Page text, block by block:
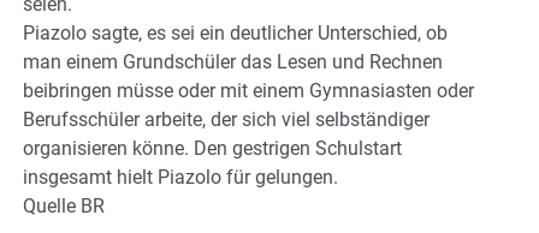
Piazolo sagte, es sei ein deutlicher Unterschied, ob
man einem Grundschüler das Lesen und Rechnen
beibringen müsse oder mit einem Gymnasiasten oder
Berufsschüler arbeite, der sich viel selbständiger
organisieren könne. Den gestrigen Schulstart
insgesamt hielt Piazolo für gelungen.
Quelle BR